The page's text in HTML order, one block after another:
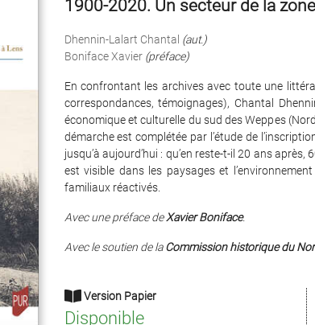
1900-2020. Un secteur de la
Dhennin-Lalart Chantal (aut.)
Boniface Xavier (préface)
En confrontant les archives avec toute une
correspondances, témoignages), Chantal
économique et culturelle du sud des Weppes
démarche est complétée par l’étude de
jusqu’à aujourd’hui : qu’en reste-t-il 20 ans
est visible dans les paysages et
familiaux réactivés.
Avec une préface deXavier Boniface.
Avec le soutien de laCommission historique du
Version Papier
Disponible